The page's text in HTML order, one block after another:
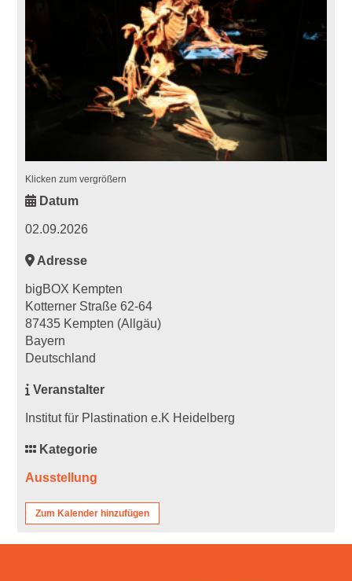
Klicken zum vergrößern
Datum
02.09.2026
Adresse
bigBOX Kempten
Kotterner Straße 62-64
87435 Kempten (Allgäu)
Bayern
Deutschland
Veranstalter
Institut für Plastination e.K Heidelberg
Kategorie
Ausstellung
Zum Kalender hinzufügen